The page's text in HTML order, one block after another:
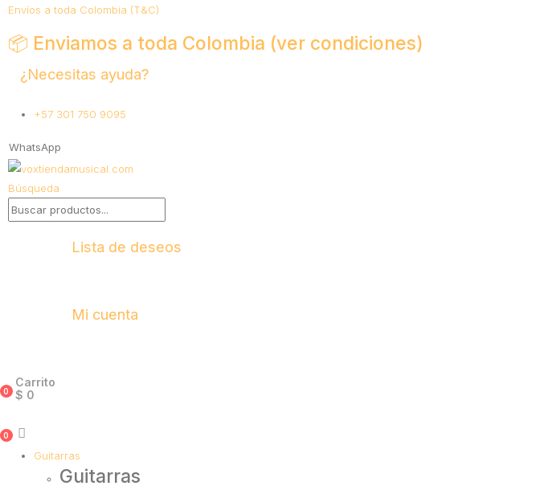
Envíos a toda Colombia (T&C)
📦 Enviamos a toda Colombia (ver condiciones)
¿Necesitas ayuda?
+57 301 750 9095
WhatsApp
Búsqueda
Lista de deseos
Mi cuenta
0
Carrito
$ 0
0
Guitarras
Guitarras